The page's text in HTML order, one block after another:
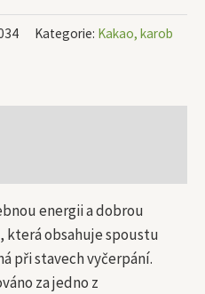
Kategorie: Kakao, karob
energii a dobrou
která obsahuje spoustu
při stavech vyčerpání.
za jedno z